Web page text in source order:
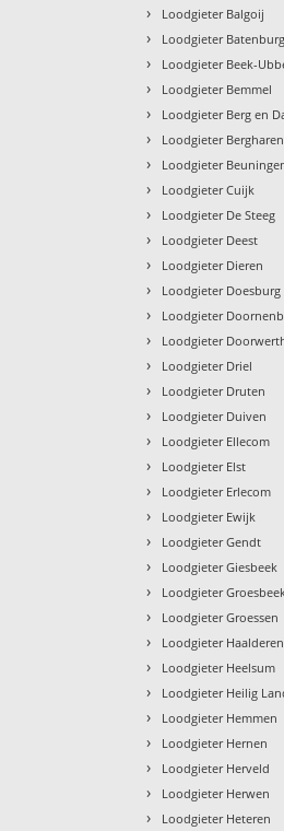
› Loodgieter Balgoij
› Loodgieter Batenburg
› Loodgieter Beek-
› Loodgieter Bemmel
› Loodgieter Berg en
› Loodgieter Bergharen
› Loodgieter
› Loodgieter Cuijk
› Loodgieter De Steeg
› Loodgieter Deest
› Loodgieter Dieren
› Loodgieter Doesburg
› Loodgieter
› Loodgieter
› Loodgieter Driel
› Loodgieter Druten
› Loodgieter Duiven
› Loodgieter Ellecom
› Loodgieter Elst
› Loodgieter Erlecom
› Loodgieter Ewijk
› Loodgieter Gendt
› Loodgieter Giesbeek
› Loodgieter
› Loodgieter Groessen
› Loodgieter Haalderen
› Loodgieter Heelsum
› Loodgieter Heilig
› Loodgieter Hemmen
› Loodgieter Hernen
› Loodgieter Herveld
› Loodgieter Herwen
› Loodgieter Heteren